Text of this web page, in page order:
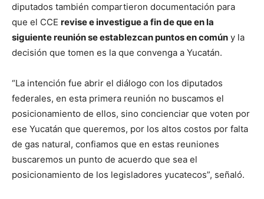
diputados también compartieron documentación para
que el CCE revise e investigue a fin de que en la
siguiente reunión se establezcan puntos en común y la
decisión que tomen es la que convenga a Yucatán.
“La intención fue abrir el diálogo con los diputados
federales, en esta primera reunión no buscamos el
posicionamiento de ellos, sino concienciar que voten por
ese Yucatán que queremos, por los altos costos por falta
de gas natural, confiamos que en estas reuniones
buscaremos un punto de acuerdo que sea el
posicionamiento de los legisladores yucatecos”, señaló.